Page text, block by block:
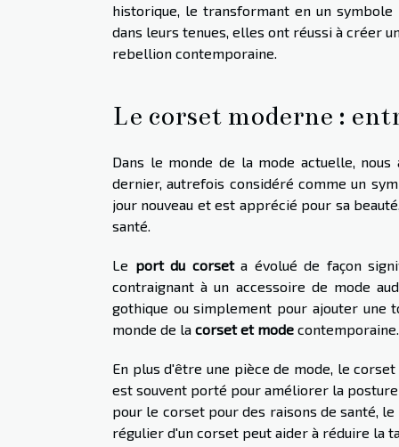
historique, le transformant en un
dans leurs tenues, elles ont réussi à créer
rebellion contemporaine.
Le corset moderne :
Dans le monde de la mode actuelle,
dernier, autrefois considéré comme un
jour nouveau et est apprécié pour sa
santé.
Le port du corseta évolué de façon
contraignant à un accessoire de mode
gothique ou simplement pour ajouter une
monde de la corset et mode contemporaine.
En plus d'être une pièce de mode, le
est souvent porté pour améliorer la
pour le corset pour des raisons de santé, le
régulier d'un corset peut aider à réduire la